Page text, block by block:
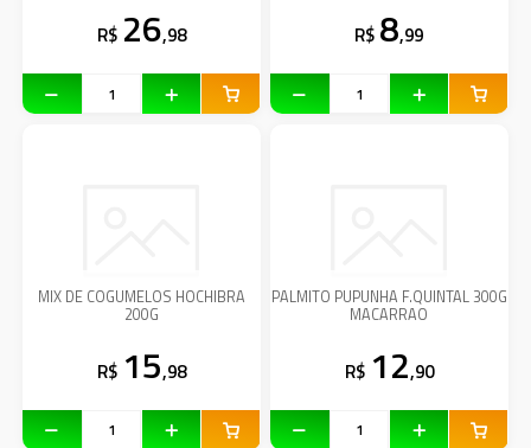
R$ 26,98 R$ 8,99
MIX DE COGUMELOS HOCHIBRA
200G
R$ 15,98
PALMITO PUPUNHA F.QUINTAL 300G
MACARRAO
R$ 12,90